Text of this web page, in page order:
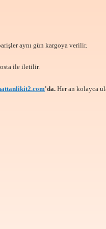
aynı gün kargoya verilir.
ile iletilir.
'da. Her an kolayca